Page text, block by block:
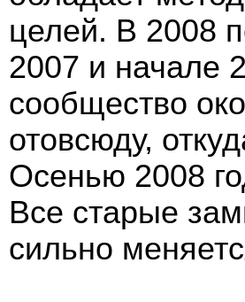
целей. В 2008
2007 и начале
сообщество
отовсюду,
Осенью 2008
Все старые
сильно